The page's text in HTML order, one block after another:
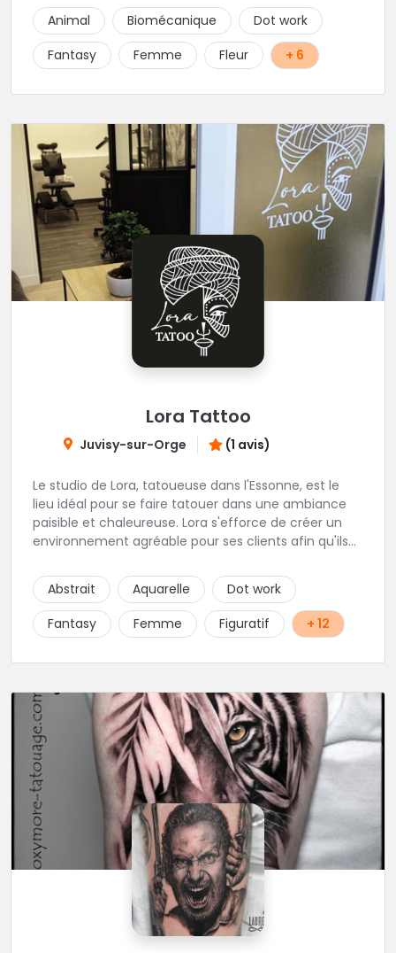
sympathique.
Animal Biomécanique
Dot work
Fantasy
Femme Fleur + 6
Lora Tattoo
Juvisy-sur-Orge (1 avis)
Le studio de Lora, tatoueuse dans l'Essonne, est le
lieu idéal pour se faire tatouer dans une ambiance
paisible et chaleureuse. Lora s'efforce de créer un
environnement agréable pour ses clients afin qu'ils
tatouage. Dimitry quant à lui s'occupe du piercing.
Laura est une artiste passionnée et dévouée qui met
un point d'honneur à offrir des tatouages de qualité
à tout ses clients. Elle prend le temps de comprendre
représente. Ses tatouages sont réputés pour leur
finesse et leur qualité. Véritable havre de paix, loin du
tumulte de la grande ville, LK design est une vraie
bonne adresse dans la région.
Abstrait Aquarelle
Dot work
Fantasy
Femme Figuratif + 12